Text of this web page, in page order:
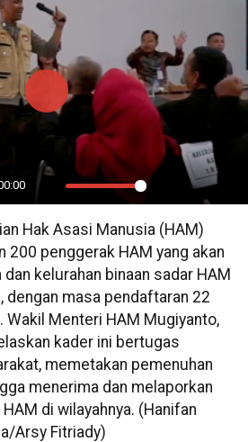
Mute Settings
PIP
Play
Hak Asasi Manusia (HAM)
200 penggerak HAM yang akan
kelurahan binaan sadar HAM
dengan masa pendaftaran 22
Wakil Menteri HAM Mugiyanto,
kader ini bertugas
memetakan pemenuhan
menerima dan melaporkan
di wilayahnya. (Hanifan
Arsy Fitriady)